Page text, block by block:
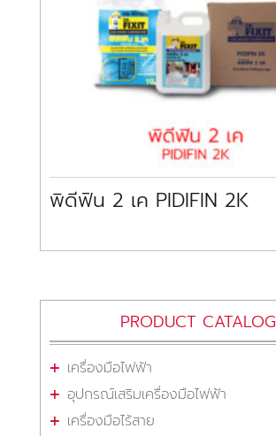
พิดีฟิน 2 เค PIDIFIN 2K
PRODUCT CATALOG
เครื่องมือไฟฟ้า
อุปกรณ์เสริมเครื่องมือไฟฟ้า
เครื่องมือไร้สาย